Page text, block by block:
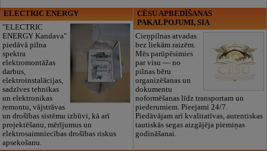
ELECTRIC ENERGY
"ELECTRIC
ENERGY Kandava"
piedāvā pilna
spektra
elektromontāžas
darbus,
elektroinstalācijas,
sadzīves tehnikas
un elektronikas
remontu, vājstrāvas
un drošības sistēmu izbūvi, kā arī
projektēšanu, mērījumus un
elektrosaimniecības drošības riskus
apsekošanu.
CĒSU APBEDĪŠANAS
PAKALPOJUMI, SIA
Cieņpilnas atvadas
bez liekām raizēm.
Mēs parūpēsimies
par visu — no
pilnas bēru
organizēšanas un
dokumentu
noformēšanas līdz transportam un
piederumiem. Pieejami 24/7.
Piedāvājam arī kvalitatīvas, autentiskas
tautiskās segas aizgājēja piemiņas
godināšanai.